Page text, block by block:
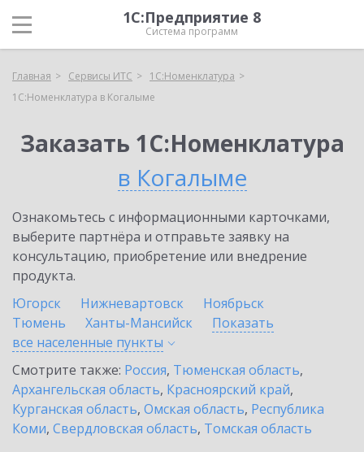
1С:Предприятие 8
Система программ
Главная Сервисы ИТС
1С:Номенклатура
1С:Номенклатура в Когалыме
Заказать 1С:Номенклатура
в Когалыме
Ознакомьтесь с информационными карточками,
выберите партнёра и отправьте заявку на
консультацию, приобретение или внедрение
продукта.
Югорск
Нижневартовск
Ноябрьск
Тюмень
Ханты-Мансийск
Показать
все населенные пункты
Смотрите также: Россия, Тюменская область,
Архангельская область, Красноярский край,
Курганская область, Омская область, Республика
Коми, Свердловская область, Томская область